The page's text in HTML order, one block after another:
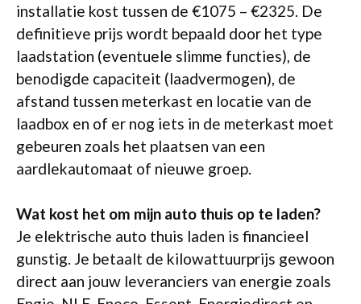
installatie kost tussen de €1075 – €2325. De
definitieve prijs wordt bepaald door het type
laadstation (eventuele slimme functies), de
benodigde capaciteit (laadvermogen), de
afstand tussen meterkast en locatie van de
laadbox en of er nog iets in de meterkast moet
gebeuren zoals het plaatsen van een
aardlekautomaat of nieuwe groep.
Wat kost het om mijn auto thuis op te laden?
Je elektrische auto thuis laden is financieel
gunstig. Je betaalt de kilowattuurprijs gewoon
direct aan jouw leveranciers van energie zoals